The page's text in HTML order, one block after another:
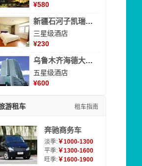
¥580
新疆石河子凯瑞酒店
三星级酒店
¥230
乌鲁木齐海德大酒店
五星级酒店
¥600
游租车 租车指南
奔驰商务车
淡季:￥1000-1300
平季:￥1300-1600
旺季:￥1600-1900